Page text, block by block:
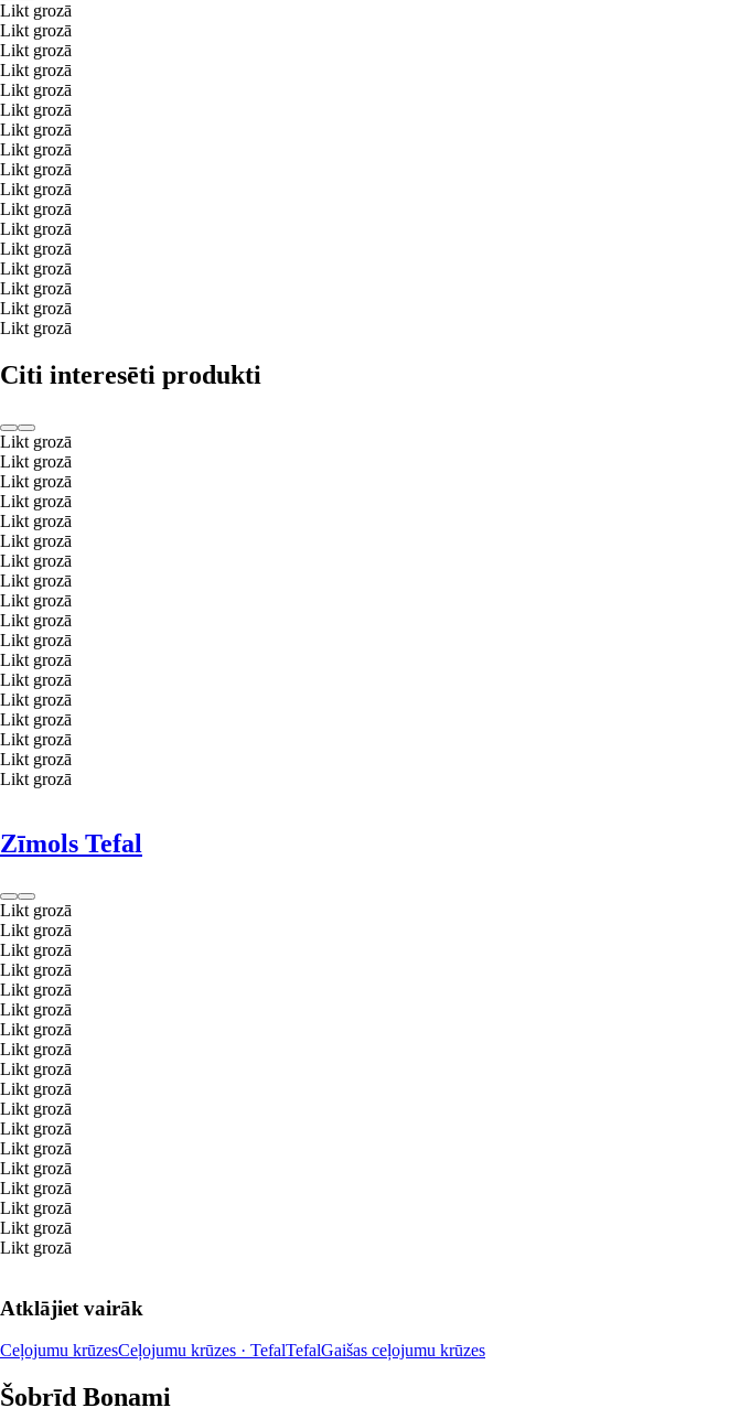
Likt grozā
Likt grozā
Likt grozā
Likt grozā
Likt grozā
Likt grozā
Likt grozā
Likt grozā
Likt grozā
Likt grozā
Likt grozā
Likt grozā
Likt grozā
Likt grozā
Likt grozā
Likt grozā
Likt grozā
Citi interesēti produkti
Likt grozā
Likt grozā
Likt grozā
Likt grozā
Likt grozā
Likt grozā
Likt grozā
Likt grozā
Likt grozā
Likt grozā
Likt grozā
Likt grozā
Likt grozā
Likt grozā
Likt grozā
Likt grozā
Likt grozā
Likt grozā
Zīmols Tefal
Likt grozā
Likt grozā
Likt grozā
Likt grozā
Likt grozā
Likt grozā
Likt grozā
Likt grozā
Likt grozā
Likt grozā
Likt grozā
Likt grozā
Likt grozā
Likt grozā
Likt grozā
Likt grozā
Likt grozā
Likt grozā
Atklājiet vairāk
Ceļojumu krūzesCeļojumu krūzes · TefalTefalGaišas ceļojumu krūzes
Šobrīd Bonami